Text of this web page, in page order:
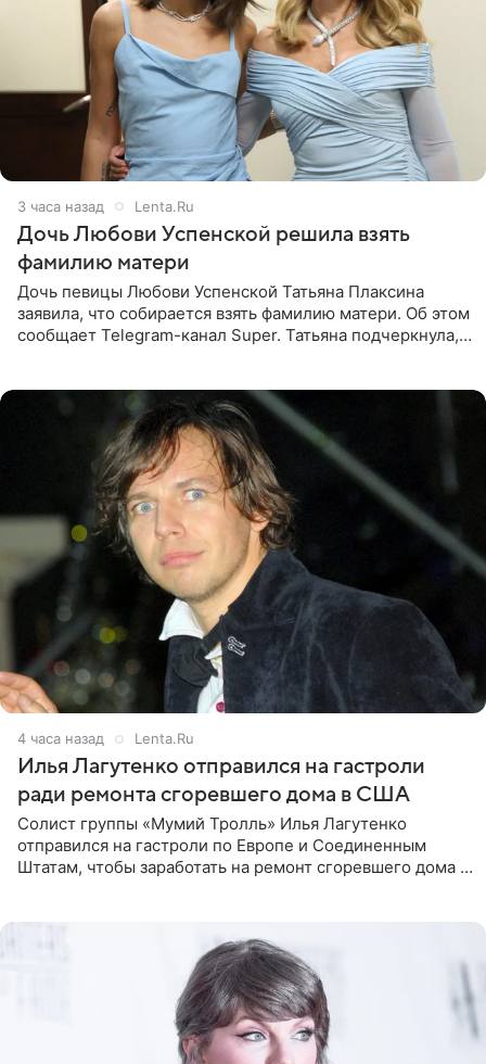
3 часа назад Lenta.Ru
Дочь Любови Успенской решила взять
фамилию матери
Дочь певицы Любови Успенской Татьяна Плаксина
заявила, что собирается взять фамилию матери. Об этом
сообщает Telegram-канал Super. Татьяна подчеркнула,
4 часа назад Lenta.Ru
Илья Лагутенко отправился на гастроли
ради ремонта сгоревшего дома в США
Солист группы «Мумий Тролль» Илья Лагутенко
отправился на гастроли по Европе и Соединенным
Штатам, чтобы заработать на ремонт сгоревшего дома в